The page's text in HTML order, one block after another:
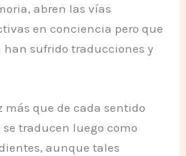
abren las vías
en conciencia pero que
han sufrido traducciones y
más que de cada sentido
traducen luego como
aunque tales